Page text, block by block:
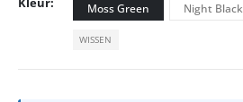
Moss Green Night Black
WISSEN